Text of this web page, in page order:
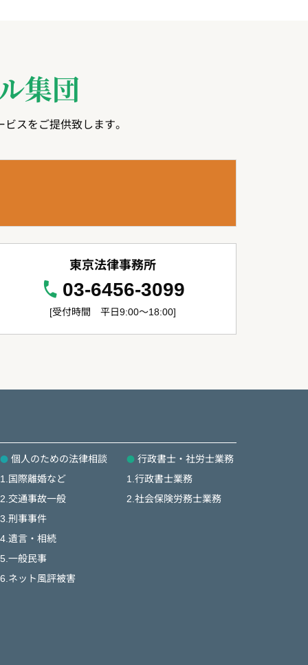
集団
スをご提供致します。
東京法律事務所
03-6456-3099
[受付時間 平日9:00～18:00]
個人のための法律相談
1.国際離婚など
2.交通事故一般
3.刑事事件
4.遺言・相続
5.一般民事
6.ネット風評被害
行政書士・社労士業務
1.行政書士業務
2.社会保険労務士業務